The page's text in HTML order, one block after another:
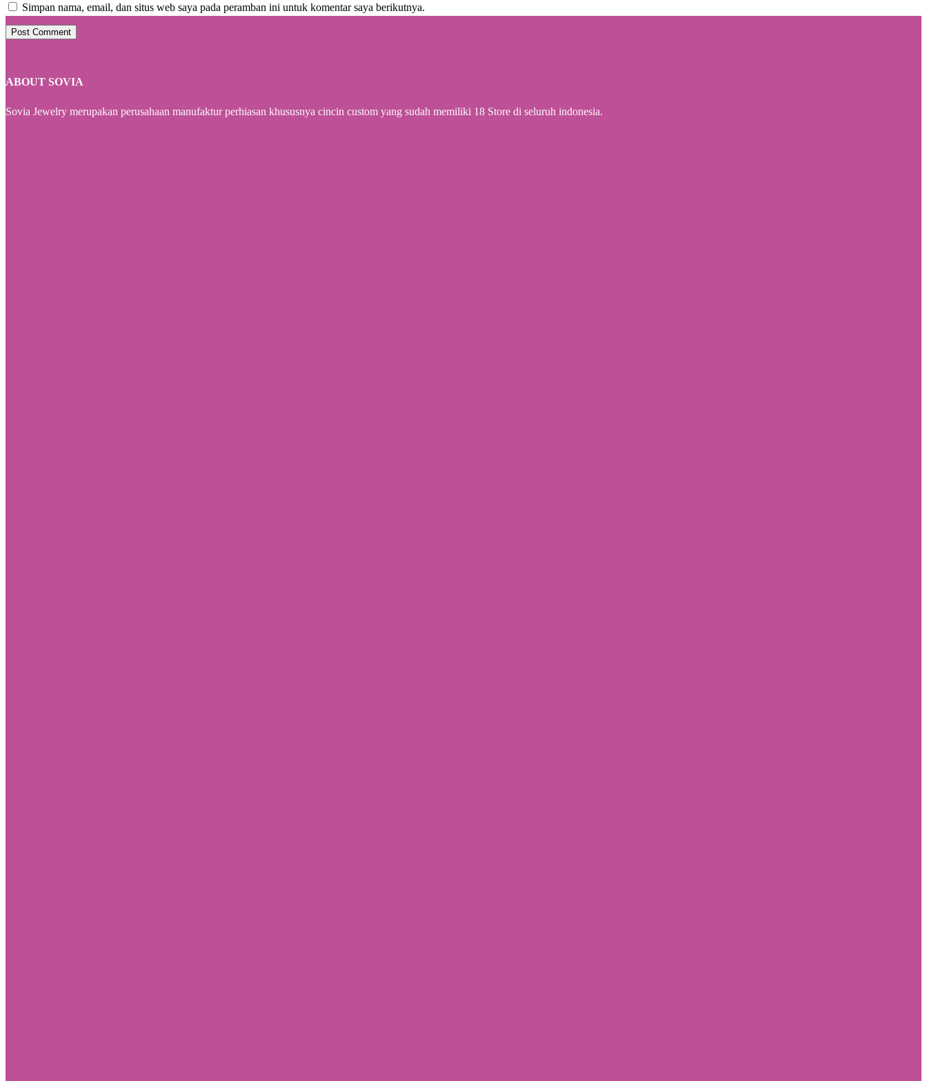
Simpan nama, email, dan situs web saya pada peramban ini untuk komentar saya berikutnya.
Post Comment
ABOUT SOVIA
Sovia Jewelry merupakan perusahaan manufaktur perhiasan khususnya cincin custom yang sudah memiliki 18 Store di seluruh indonesia.